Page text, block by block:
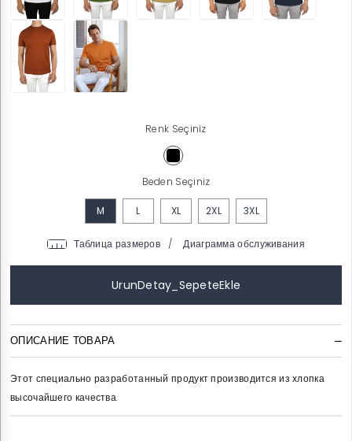
Renk Seçiniz
Beden Seçiniz
M L XL 2XL 3XL
/
ОПИСАНИЕ ТОВАРА
Этот специально разработанный продукт производится из хлопка
высочайшего качества.